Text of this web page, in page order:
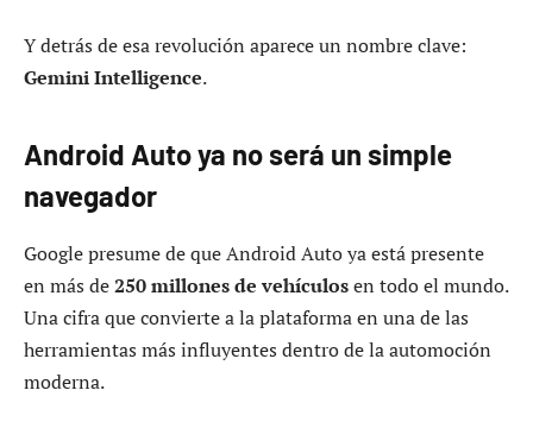
Y detrás de esa revolución aparece un nombre clave:
Gemini Intelligence.
Android Auto ya no será un simple
navegador
Google presume de que Android Auto ya está presente
en más de250 millones de vehículosen todo el mundo.
Una cifra que convierte a la plataforma en una de las
herramientas más influyentes dentro de la automoción
moderna.